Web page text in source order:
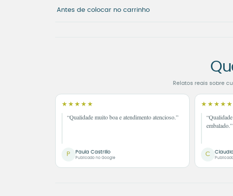
Antes de colocar no carrinho
Relatos reais sobre
★★★★★
“Qualidade muito boa e atendimento atencioso.”
P Paula Castrillo
Publicado no Google
★★★★★
embalado.”
C